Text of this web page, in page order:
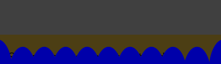
Suivez toutes les actualités du